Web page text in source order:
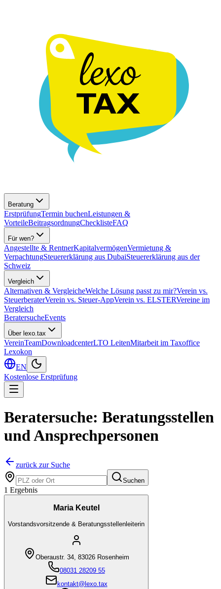
Beratung
ErstprüfungTermin buchenLeistungen &
VorteileBeitragsordnungChecklisteFAQ
Für wen?
Angestellte & RentnerKapitalvermögenVermietung &
VerpachtungSteuererklärung aus DubaiSteuererklärung aus der
Schweiz
Vergleich
Alternativen & VergleicheWelche Lösung passt zu mir?Verein vs.
SteuerberaterVerein vs. Steuer-AppVerein vs. ELSTERVereine im
Vergleich
BeratersucheEvents
Über lexo.tax
VereinTeamDownloadcenterLTO LeitenMitarbeit im Taxoffice
Lexokon
EN
Kostenlose Erstprüfung
Beratersuche: Beratungsstellen
und Ansprechpersonen
zurück zur Suche
Suchen
1 Ergebnis
Maria Keutel
Vorstandsvorsitzende & Beratungsstellenleiterin
Oberaustr. 34, 83026 Rosenheim
08031 28209 55
kontakt@lexo.tax